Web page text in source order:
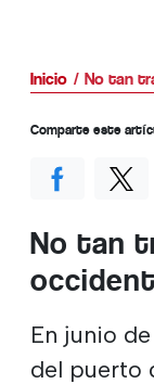
Inicio No tan
No tan
En junio
del puerto
Comparte este